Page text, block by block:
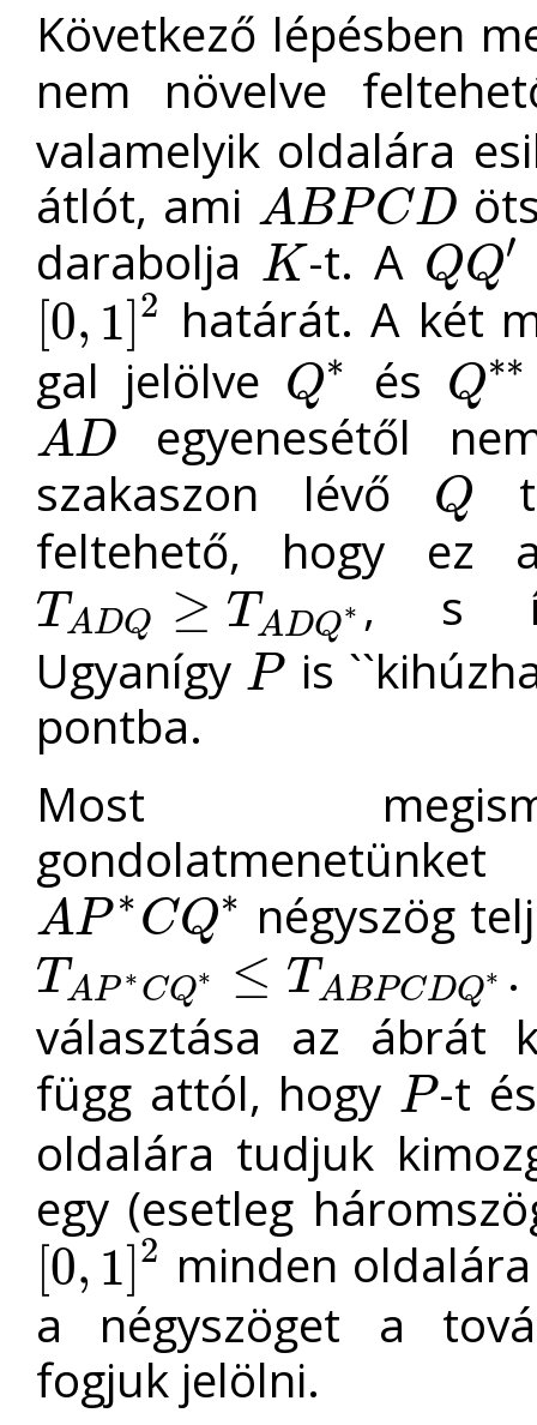
Következő lépésben
nem növelve
valamelyik oldalára
átlót, ami ABPCD
ABPCD
darabolja K
K -t. A QQ′
QQ′
[0, 1]2
0,1 ]2
határát. A két
gal jelölve Q∗
Q∗ és Q∗∗
Q∗∗
AD
AD
egyenesétől
szakaszon lévő
Q
Q
feltehető, hogy
T ADQ ≥ T ADQ∗
TA DQ ≥TAD ∗
, s
Ugyanígy P
P
is
pontba.
Most
AP ∗CQ∗
AP∗CQ négyszög
T AP ∗ CQ∗ ≤ TABPCDQ∗
TA P∗ CQ∗≤TABP DQ
választása az ábrát
függ attól, hogy P
P
-t
oldalára tudjuk
egy (esetleg
[0, 1]2
0,1 ]2
minden
a négyszöget a
fogjuk jelölni.